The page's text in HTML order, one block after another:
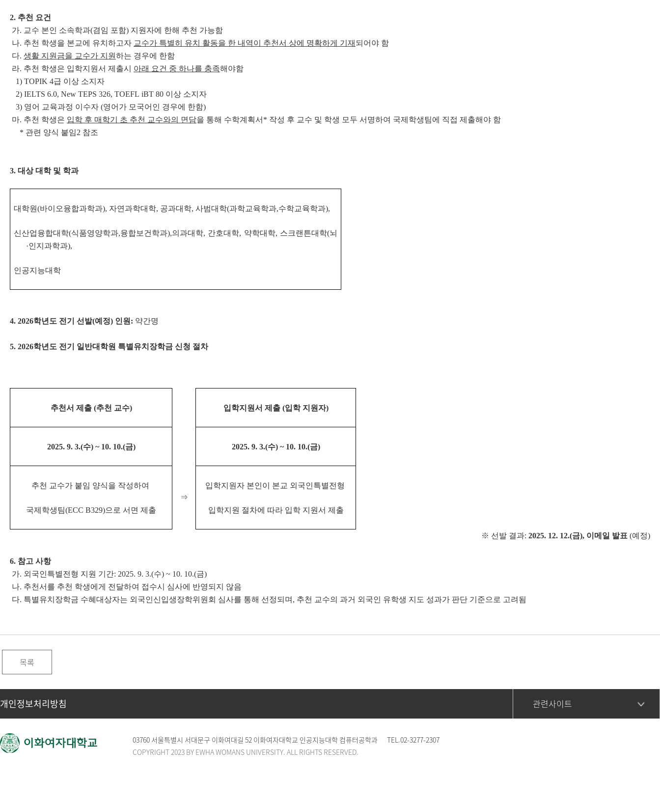
2. 추천 요건
가. 교수 본인 소속학과(겸임 포함) 지원자에 한해 추천 가능함
나. 추천 학생을 본교에 유치하고자 교수가 특별히 유치 활동을 한 내역이 추천서 상에 명확하게 기재 되어야 함
다. 생활 지원금을 교수가 지원하는 경우에 한함
라. 추천 학생은 입학지원서 제출시 아래 요건 중 하나를 충족해야함
1) TOPIK 4급 이상 소지자
2) IELTS 6.0, New TEPS 326, TOEFL iBT 80 이상 소지자
3) 영어 교육과정 이수자 (영어가 모국어인 경우에 한함)
마. 추천 학생은 입학 후 매학기 초 추천 교수와의 면담을 통해 수학계획서* 작성 후 교수 및 학생 모두 서명하여 국제학생팀에 직접 제출해야 함
* 관련 양식 붙임2 참조
3. 대상 대학 및 학과
대학원(바이오융합과학과), 자연과학대학, 공과대학, 사범대학(과학교육학과,수학교육학과),
신산업융합대학(식품영양학과,융합보건학과),의과대학, 간호대학, 약학대학, 스크랜튼대학(뇌
·인지과학과),
인공지능대학
4. 2026학년도 전기 선발(예정) 인원: 약간명
5. 2026학년도 전기 일반대학원 특별유치장학금 신청 절차
추천서 제출 (추천 교수) 입학지원서 제출 (입학 지원자)
2025. 9. 3.(수) ~ 10. 10.(금) 2025. 9. 3.(수) ~ 10. 10.(금)
추천 교수가 붙임 양식을 작성하여
국제학생팀(ECC B329)으로 서면 제출
⇒
입학지원자 본인이 본교 외국인특별전형
입학지원 절차에 따라 입학 지원서 제출
※ 선발 결과: 2025. 12. 12.(금), 이메일 발표 (예정)
6. 참고 사항
가. 외국인특별전형 지원 기간: 2025. 9. 3.(수) ~ 10. 10.(금)
나. 추천서를 추천 학생에게 전달하여 접수시 심사에 반영되지 않음
다. 특별유치장학금 수혜대상자는 외국인신입생장학위원회 심사를 통해 선정되며, 추천 교수의 과거 외국인 유학생 지도 성과가 판단 기준으로 고려됨
목록
개인정보처리방침 관련사이트
03760 서울특별시 서대문구 이화여대길 52 이화여자대학교 인공지능대학 컴퓨터공학과 TEL.02-3277-2307
COPYRIGHT 2023 BY EWHA WOMANS UNIVERSITY. ALL RIGHTS RESERVED.